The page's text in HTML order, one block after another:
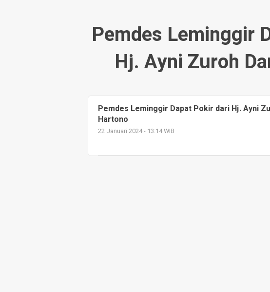
Pemdes Leminggir
Hj. Ayni Zuroh
Pemdes Leminggir Dapat Pokir dari Hj. Ayni
Hartono
22 Januari 2024 - 13:14 WIB